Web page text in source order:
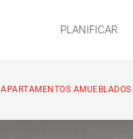
PLANIFICAR
APARTAMENTOS AMUEBLADOS